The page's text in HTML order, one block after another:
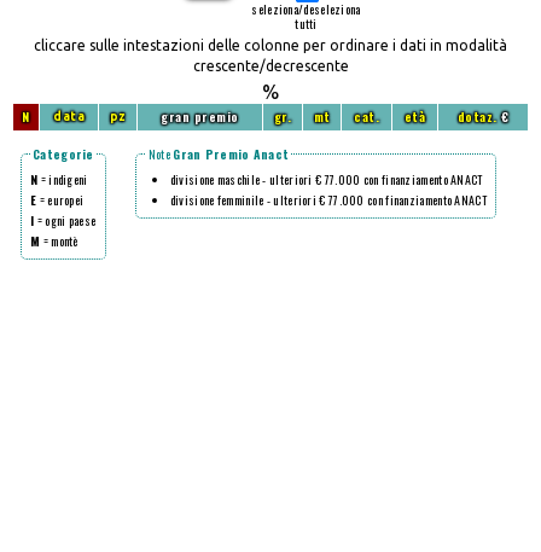
seleziona/deseleziona
tutti
cliccare sulle intestazioni delle colonne per ordinare i dati in modalità
crescente/decrescente
%
N data pz gran premio gr. mt cat. età dotaz.€
Categorie
N = indigeni
E = europei
I = ogni paese
M = montè
Note Gran Premio Anact
divisione maschile - ulteriori € 77.000 con finanziamento ANACT
divisione femminile - ulteriori € 77.000 con finanziamento ANACT